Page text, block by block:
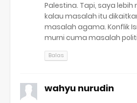
Palestina. Tapi, saya lebih
kalau masalah itu
masalah agama. Konflik
murni cuma masalah
Balas
wahyu nurudin